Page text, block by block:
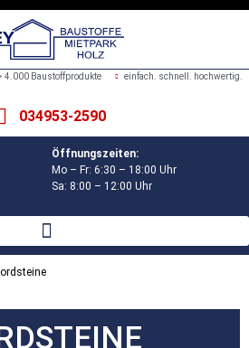
4.000 Baustoffprodukte einfach. schnell. hochwertig.
034953-2590
Öffnungszeiten:
Mo – Fr: 6:30 – 18:00 Uhr
Sa: 8:00 – 12:00 Uhr